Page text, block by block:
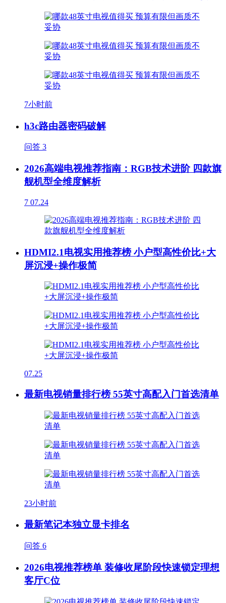
7小时前
h3c路由器密码破解
问答 3
2026高端电视推荐指南：RGB技术进阶 四款旗
舰机型全维度解析
7 07.24
HDMI2.1电视实用推荐榜 小户型高性价比+大
屏沉浸+操作极简
07.25
最新电视销量排行榜 55英寸高配入门首选清单
23小时前
最新笔记本独立显卡排名
问答 6
2026电视推荐榜单 装修收尾阶段快速锁定理想
客厅C位